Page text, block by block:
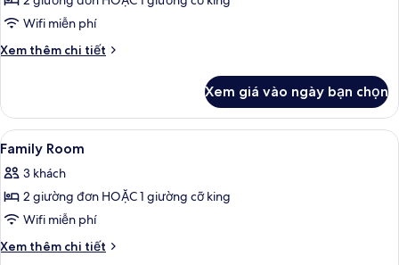
Wifi miễn phí
Xem thêm chi tiết
Chi
Superior
Room
Xem giá vào ngày bạn chọn
Xem
tất
cả
ảnh
Family
Room
Bộ đồ giường cao cấp, két bảo mật
1
Family Room
3 khách
2 giường đơn HOẶC 1 giường cỡ king
Wifi miễn phí
Xem thêm chi tiết
Chi